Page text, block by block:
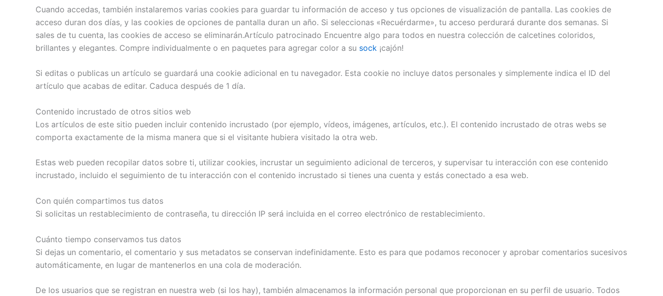
Cuando accedas, también instalaremos varias cookies para guardar tu información de acceso y tus opciones de visualización de pantalla. Las cookies de
acceso duran dos días, y las cookies de opciones de pantalla duran un año. Si seleccionas «Recuérdarme», tu acceso perdurará durante dos semanas. Si
sales de tu cuenta, las cookies de acceso se eliminarán.Artículo patrocinado Encuentre algo para todos en nuestra colección de calcetines coloridos,
brillantes y elegantes. Compre individualmente o en paquetes para agregar color a su sock ¡cajón!
Si editas o publicas un artículo se guardará una cookie adicional en tu navegador. Esta cookie no incluye datos personales y simplemente indica el ID del
artículo que acabas de editar. Caduca después de 1 día.
Contenido incrustado de otros sitios web
Los artículos de este sitio pueden incluir contenido incrustado (por ejemplo, vídeos, imágenes, artículos, etc.). El contenido incrustado de otras webs se
comporta exactamente de la misma manera que si el visitante hubiera visitado la otra web.
Estas web pueden recopilar datos sobre ti, utilizar cookies, incrustar un seguimiento adicional de terceros, y supervisar tu interacción con ese contenido
incrustado, incluido el seguimiento de tu interacción con el contenido incrustado si tienes una cuenta y estás conectado a esa web.
Con quién compartimos tus datos
Si solicitas un restablecimiento de contraseña, tu dirección IP será incluida en el correo electrónico de restablecimiento.
Cuánto tiempo conservamos tus datos
Si dejas un comentario, el comentario y sus metadatos se conservan indefinidamente. Esto es para que podamos reconocer y aprobar comentarios sucesivos
automáticamente, en lugar de mantenerlos en una cola de moderación.
De los usuarios que se registran en nuestra web (si los hay), también almacenamos la información personal que proporcionan en su perfil de usuario. Todos